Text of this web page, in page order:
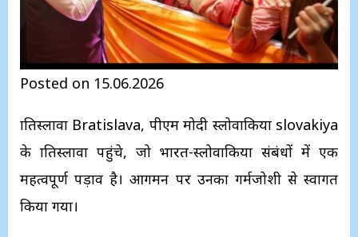
Posted on 15.06.2026
ब्रातिस्लावा Bratislava, पीएम मोदी स्लोवाकिया slovakiya
के ब्रातिस्लावा पहुंचे, जो भारत-स्लोवाकिया संबंधों में एक
महत्वपूर्ण पड़ाव है। आगमन पर उनका गर्मजोशी से स्वागत
किया गया।